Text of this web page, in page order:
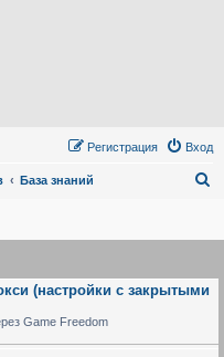
Вход
Регистрация
База знаний
(настройки с закрытыми
Game Freedom